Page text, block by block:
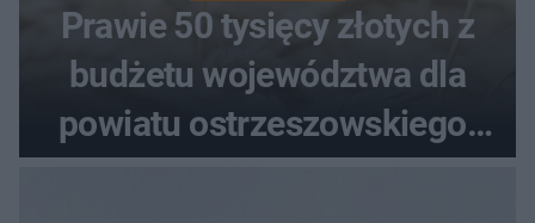
Prawie 50 tysięcy złotych z
budżetu województwa dla
powiatu ostrzeszowskiego.